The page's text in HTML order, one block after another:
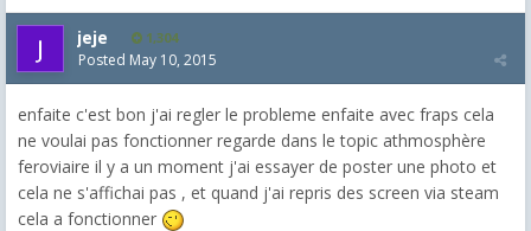
jeje 1,304
Posted May 10, 2015
enfaite c'est bon j'ai regler le probleme enfaite avec fraps cela
ne voulai pas fonctionner regarde dans le topic athmosphère
feroviaire il y a un moment j'ai essayer de poster une photo et
cela ne s'affichai pas , et quand j'ai repris des screen via steam
cela a fonctionner